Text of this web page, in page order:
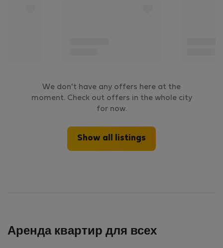
We don't have any offers here at the
moment. Check out offers in the whole city
for now.
Show all listings
Аренда квартир для всех